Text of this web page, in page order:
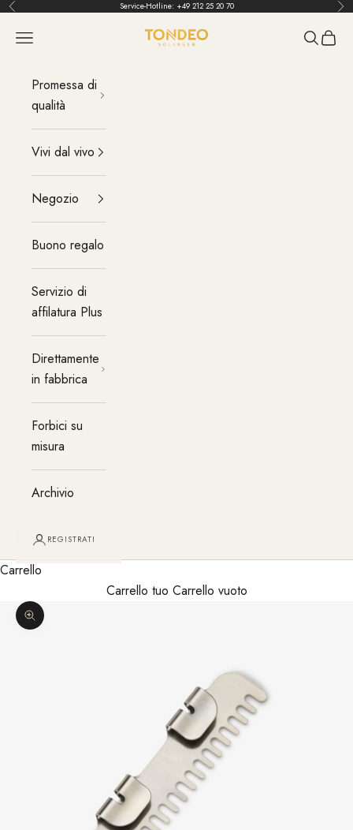
Vai al contenuto
Indietro Service-Hotline: +49 212 25 20 70
TONDEO
menu Cerca
Promessa di
qualità
Vivi dal vivo
Negozio
Buono regalo
Servizio di
affilatura Plus
Direttamente
in fabbrica
Forbici su
misura
Archivio
REGISTRATI
Carrello
Carrello tuo Carrello vuoto
Ingrandisci immagine